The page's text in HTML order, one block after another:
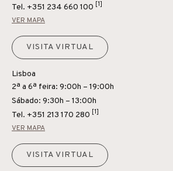
Tel. +351 234 660 100 [1]
VER MAPA
VISITA VIRTUAL
Lisboa
2ª a 6ª feira: 9:00h – 19:00h
Sábado: 9:30h – 13:00h
Tel. +351 213 170 280 [1]
VER MAPA
VISITA VIRTUAL